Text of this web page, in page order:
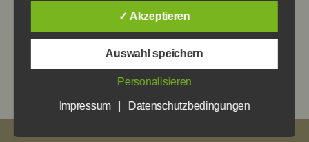
✓ Akzeptieren
Auswahl speichern
Personalisieren
Impressum Datenschutzbedingungen